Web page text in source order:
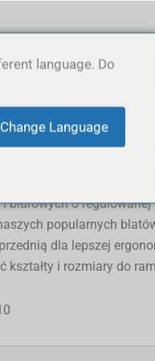
produkuje
biurowych o
popularnych
dla lepszej
kształty i rozmiary do
language. Do
Change Language